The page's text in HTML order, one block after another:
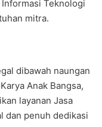
Teknologi
mitra.
dibawah naungan
Anak Bangsa,
layanan Jasa
dan penuh dedikasi